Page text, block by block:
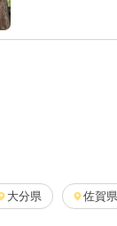
大分県 佐賀県